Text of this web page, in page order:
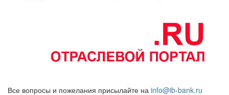
Все вопросы и пожелания присылайте на info@ib-bank.ru